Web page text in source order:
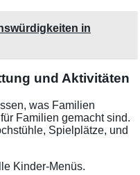
in
und Aktivitäten
was Familien
Familien gemacht sind.
Spielplätze, und
Kinder-Menüs.